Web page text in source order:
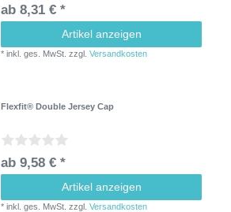
ab 8,31 € *
Artikel anzeigen
*inkl. ges. MwSt. zzgl.Versandkosten
Flexfit® Double Jersey Cap
ab 9,58 € *
Artikel anzeigen
*inkl. ges. MwSt. zzgl.Versandkosten